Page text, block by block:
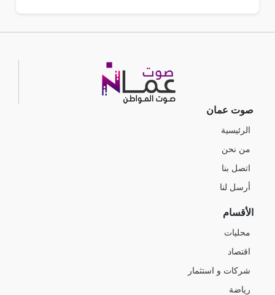
صوت عمان
الرئيسية
من نحن
اتصل بنا
أرسل لنا
الأقسام
محليات
اقتصاد
شركات و استثمار
رياضة